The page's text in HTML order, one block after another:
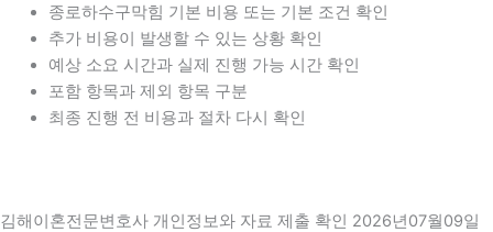
종로하수구막힘 기본 비용 또는 기본 조건 확인
추가 비용이 발생할 수 있는 상황 확인
예상 소요 시간과 실제 진행 가능 시간 확인
포함 항목과 제외 항목 구분
최종 진행 전 비용과 절차 다시 확인
김해이혼전문변호사 개인정보와 자료 제출 확인 2026년07월09일